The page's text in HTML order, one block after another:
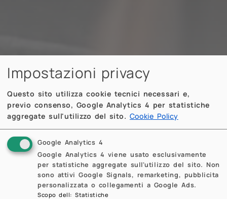
Impostazioni privacy
Questo sito utilizza cookie tecnici necessari e,
previo consenso, Google Analytics 4 per statistiche
aggregate sull'utilizzo del sito. Cookie Policy
Google Analytics 4
Google Analytics 4 viene usato esclusivamente
per statistiche aggregate sull'utilizzo del sito. Non
sono attivi Google Signals, remarketing, pubblicita
personalizzata o collegamenti a Google Ads.
Scopo dell:Statistiche